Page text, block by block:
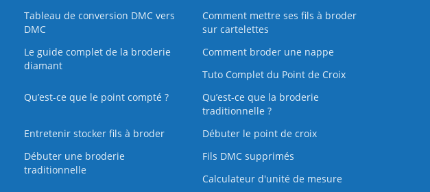
Tableau de conversion DMC vers
DMC
Comment mettre ses fils à broder
sur cartelettes
Le guide complet de la broderie
diamant
Comment broder une nappe
Tuto Complet du Point de Croix
Qu’est-ce que le point compté ?
Qu’est-ce que la broderie
traditionnelle ?
Entretenir stocker fils à broder
Débuter le point de croix
Débuter une broderie
traditionnelle
Fils DMC supprimés
Calculateur d'unité de mesure